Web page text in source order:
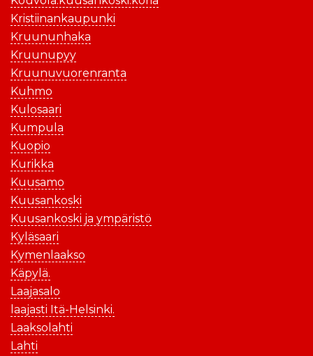
Kristiinankaupunki
Kruununhaka
Kruunupyy
Kruunuvuorenranta
Kuhmo
Kulosaari
Kumpula
Kuopio
Kurikka
Kuusamo
Kuusankoski
Kuusankoski ja ympäristö
Kyläsaari
Kymenlaakso
Käpylä.
Laajasalo
laajasti Itä-Helsinki.
Laaksolahti
Lahti